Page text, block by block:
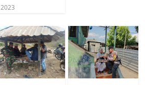
2023